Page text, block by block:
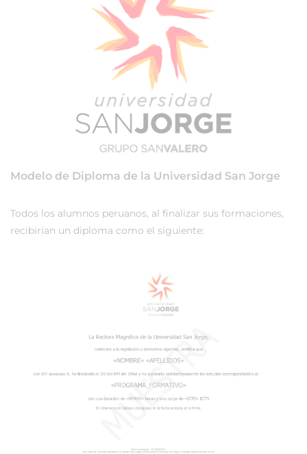
Modelo de Diploma de la Universidad San Jorge
Todos los alumnos peruanos, al finalizar sus formaciones,
recibirían un diploma como el siguiente: